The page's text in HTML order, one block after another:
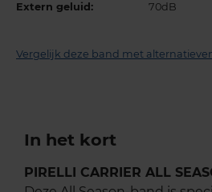
Extern geluid: 70dB
Vergelijk deze band met
In het kort
PIRELLI CARRIER ALL